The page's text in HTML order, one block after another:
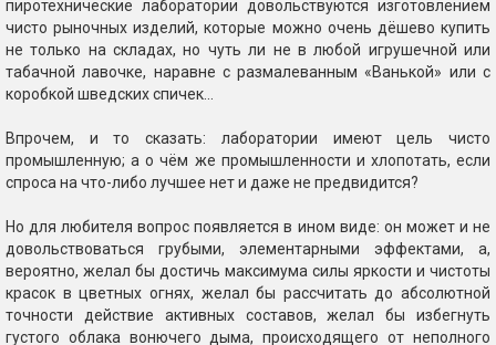
пиротехнические лаборатории довольствуются изготовлением
чисто рыночных изделий, которые можно очень дёшево купить
не только на складах, но чуть ли не в любой игрушечной или
табачной лавочке, наравне с размалеванным «Ванькой» или с
коробкой шведских спичек...
Впрочем, и то сказать: лаборатории имеют цель чисто
промышленную; а о чём же промышленности и хлопотать, если
спроса на что-либо лучшее нет и даже не предвидится?
Но для любителя вопрос появляется в ином виде: он может и не
довольствоваться грубыми, элементарными эффектами, а,
вероятно, желал бы достичь максимума силы яркости и чистоты
красок в цветных огнях, желал бы рассчитать до абсолютной
точности действие активных составов, желал бы избегнуть
густого облака вонючего дыма, происходящего от неполного